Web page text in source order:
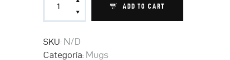
ADD TO CART
SKU: N/D
Categoría: Mugs